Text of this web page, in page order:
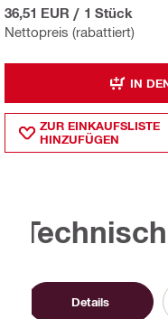
Nettopreis (rabattiert)
36,51 EUR / 1 Stück
IN
ZUR EINKAUFSLISTE
HINZUFÜGEN
Details